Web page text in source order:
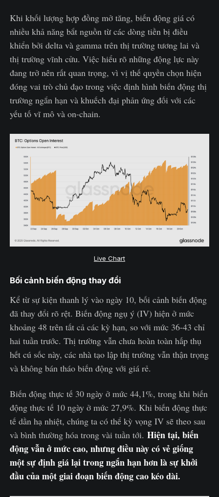
Khi khối lượng hợp đồng mở tăng, biến động giá có
nhiều khả năng bắt nguồn từ các dòng tiền bị điều
khiển bởi delta và gamma trên thị trường tương lai và
thị trường vĩnh cửu. Việc hiểu rõ những động lực này
đang trở nên rất quan trọng, vì vị thế quyền chọn hiện
đóng vai trò chủ đạo trong việc định hình biến động thị
trường ngắn hạn và khuếch đại phản ứng đối với các
yếu tố vĩ mô và on-chain.
Live Chart
Bối cảnh biến động thay đổi
Kể từ sự kiện thanh lý vào ngày 10, bối cảnh biến động
đã thay đổi rõ rệt. Biến động ngụ ý (IV) hiện ở mức
khoảng 48 trên tất cả các kỳ hạn, so với mức 36-43 chỉ
hai tuần trước. Thị trường vẫn chưa hoàn toàn hấp thụ
hết cú sốc này, các nhà tạo lập thị trường vẫn thận trọng
và không bán tháo biến động với giá rẻ.
Biến động thực tế 30 ngày ở mức 44,1%, trong khi biến
động thực tế 10 ngày ở mức 27,9%. Khi biến động thực
tế dần hạ nhiệt, chúng ta có thể kỳ vọng IV sẽ theo sau
và bình thường hóa trong vài tuần tới. Hiện tại, biến
động vẫn ở mức cao, nhưng điều này có vẻ giống
một sự định giá lại trong ngắn hạn hơn là sự khởi
đầu của một giai đoạn biến động cao kéo dài.